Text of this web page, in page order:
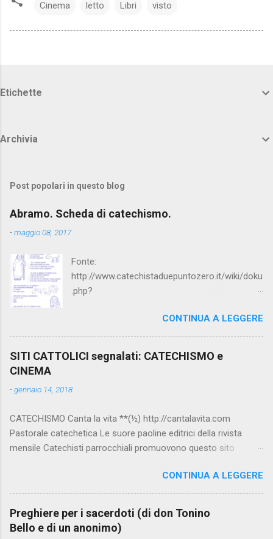
Cinema letto Libri visto
Etichette
Archivia
Post popolari in questo blog
Abramo. Scheda di catechismo.
-maggio 08, 2017
Fonte:
http://www.catechistaduepuntozero.it/wiki/doku
.php?
CONTINUA A LEGGERE
SITI CATTOLICI segnalati: CATECHISMO e
CINEMA
-gennaio 14, 2018
CATECHISMO Canta la vita **(½) http://cantalavita.com
Pastorale catechetica Le suore paoline editrici della rivista
mensile Catechisti parrocchiali promuovono questo sito
www.facebook.com/PaolineGiovanieVangelo/ Carimo **
http://www.carimo.it Contiene i Catechismo della Chiesa
Cattolica, la Bibbia a Fumetti (novità assoluta in internet), il
pensiero di S.Tommaso, encicliche, scritti di Albino Luciani,
CONTINUA A LEGGERE
Preghiere per i sacerdoti (di don Tonino
Bello e di un anonimo)